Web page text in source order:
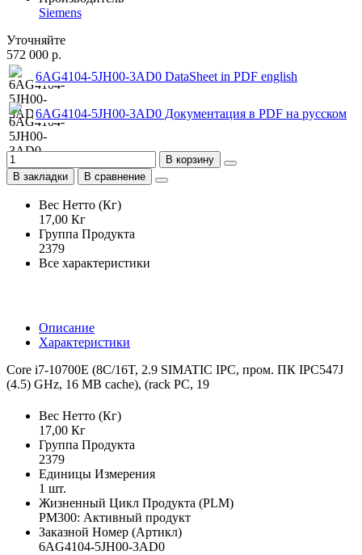
Siemens
Уточняйте
572 000 р.
6AG4104-5JH00-3AD0 DataSheet in PDF english
6AG4104-5JH00-3AD0 Документация в PDF на русском
В корзину
В закладки
В сравнение
Вес Нетто (Кг)
17,00 Кг
Группа Продукта
2379
Все характеристики
Описание
Характеристики
Core i7-10700E (8C/16T, 2.9 SIMATIC IPC, пром. ПК IPC547J
(4.5) GHz, 16 MB cache), (rack PC, 19
Вес Нетто (Кг)
17,00 Кг
Группа Продукта
2379
Единицы Измерения
1 шт.
Жизненный Цикл Продукта (PLM)
PM300: Активный продукт
Заказной Номер (Артикл)
6AG4104-5JH00-3AD0